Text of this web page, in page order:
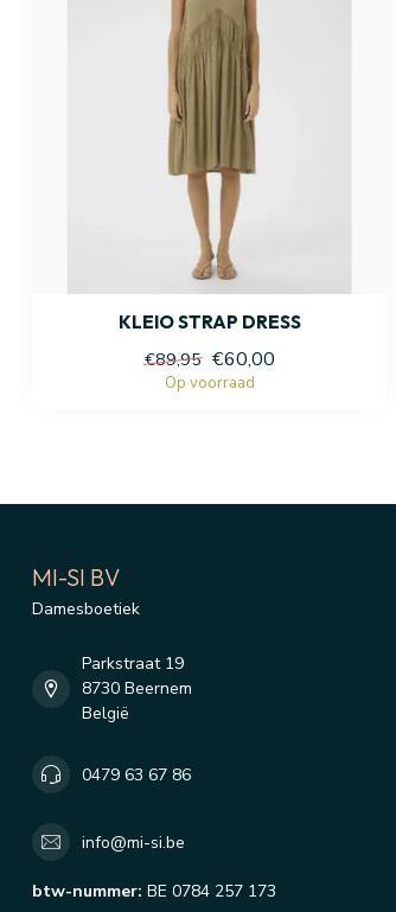
KLEIO STRAP DRESS
€89,95 €60,00
Op voorraad
MI-SI BV
Damesboetiek
Parkstraat 19
8730 Beernem
België
0479 63 67 86
info@mi-si.be
btw-nummer: BE 0784 257 173